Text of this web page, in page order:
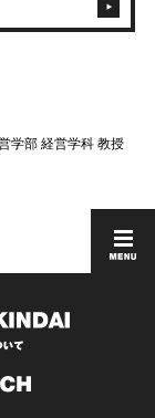
学部 経営学科 教授